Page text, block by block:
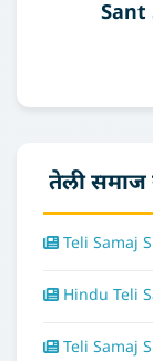
Sant
तेली समाज
Teli Samaj
Hindu Teli
Teli Samaj